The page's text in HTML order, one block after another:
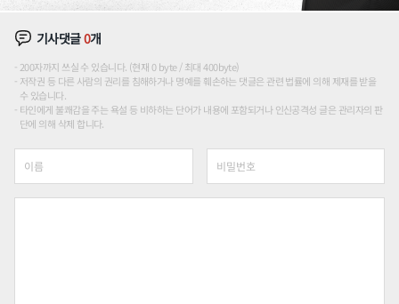
기사댓글0개
200자까지 쓰실 수 있습니다. (현재 0 byte / 최대 400byte)
저작권 등 다른 사람의 권리를 침해하거나 명예를 훼손하는 댓글은 관련 법률에 의해 제재를 받을
수 있습니다.
타인에게 불쾌감을 주는 욕설 등 비하하는 단어가 내용에 포함되거나 인신공격성 글은 관리자의 판
단에 의해 삭제 합니다.